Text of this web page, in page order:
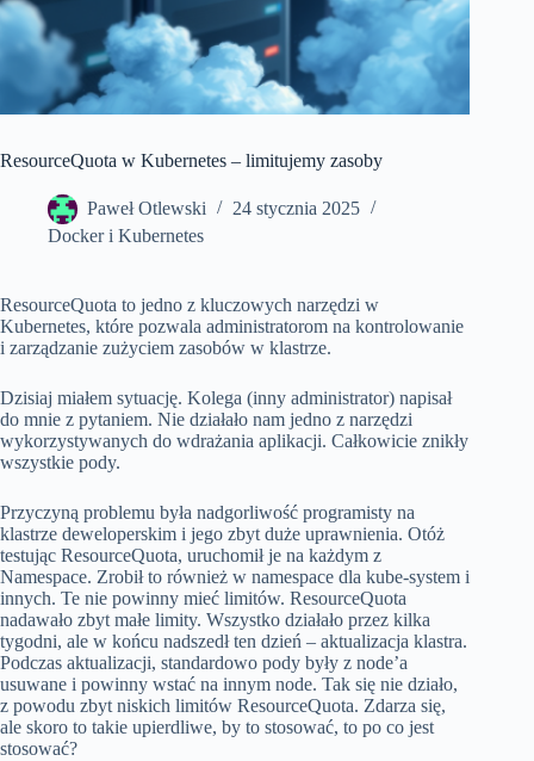
ResourceQuota w Kubernetes – limitujemy zasoby
Paweł Otlewski
24 stycznia 2025
Docker i Kubernetes
ResourceQuota to jedno z kluczowych narzędzi w
Kubernetes, które pozwala administratorom na kontrolowanie
i zarządzanie zużyciem zasobów w klastrze.
Dzisiaj miałem sytuację. Kolega (inny administrator) napisał
do mnie z pytaniem. Nie działało nam jedno z narzędzi
wykorzystywanych do wdrażania aplikacji. Całkowicie znikły
wszystkie pody.
Przyczyną problemu była nadgorliwość programisty na
klastrze deweloperskim i jego zbyt duże uprawnienia. Otóż
testując ResourceQuota, uruchomił je na każdym z
Namespace. Zrobił to również w namespace dla kube-system i
innych. Te nie powinny mieć limitów. ResourceQuota
nadawało zbyt małe limity. Wszystko działało przez kilka
tygodni, ale w końcu nadszedł ten dzień – aktualizacja klastra.
Podczas aktualizacji, standardowo pody były z node’a
usuwane i powinny wstać na innym node. Tak się nie działo,
z powodu zbyt niskich limitów ResourceQuota. Zdarza się,
ale skoro to takie upierdliwe, by to stosować, to po co jest
stosować?